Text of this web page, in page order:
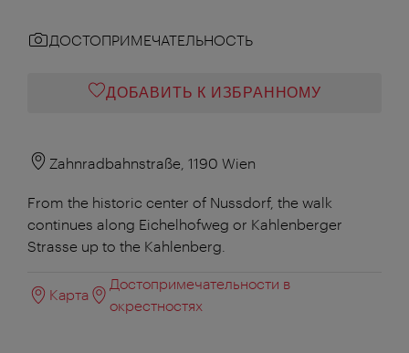
ДОСТОПРИМЕЧАТЕЛЬНОСТЬ
ДОБАВИТЬ К ИЗБРАННОМУ
Zahnradbahnstraße, 1190 Wien
From the historic center of Nussdorf, the walk
continues along Eichelhofweg or Kahlenberger
Strasse up to the Kahlenberg.
Карта
Достопримечательности в
окрестностях